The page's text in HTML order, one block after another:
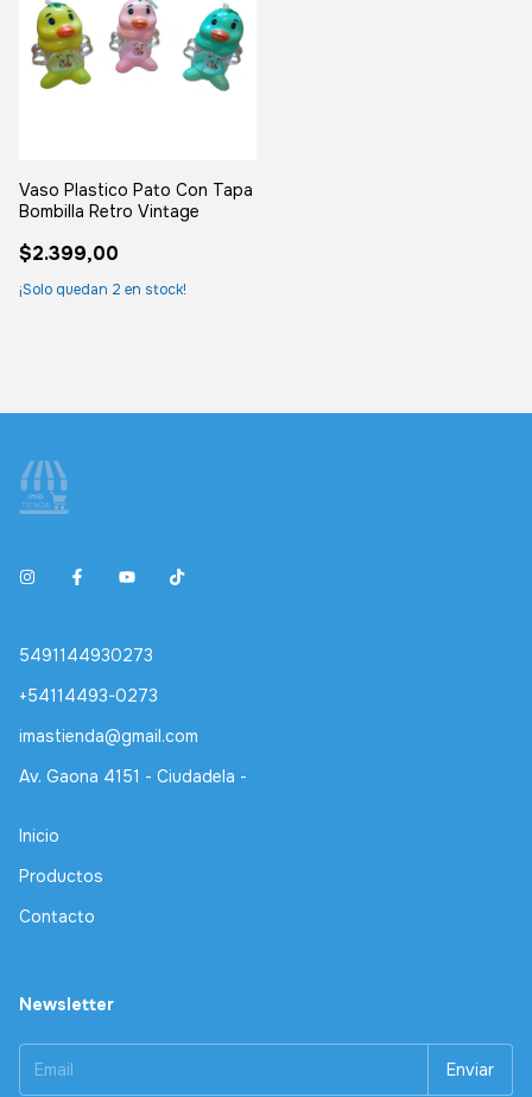
Vaso Plastico Pato Con Tapa
Bombilla Retro Vintage
$2.399,00
¡Solo quedan 2 en stock!
5491144930273
+54114493-0273
imastienda@gmail.com
Av. Gaona 4151 - Ciudadela -
Inicio
Productos
Contacto
Newsletter